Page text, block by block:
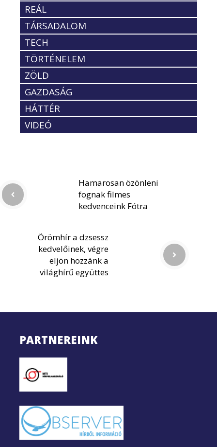
REÁL
TÁRSADALOM
TECH
TÖRTÉNELEM
ZÖLD
GAZDASÁG
HÁTTÉR
VIDEÓ
Hamarosan özönleni
fognak filmes
kedvenceink Fótra
Örömhír a dzsessz
kedvelőinek, végre
eljön hozzánk a
világhírű együttes
PARTNEREINK